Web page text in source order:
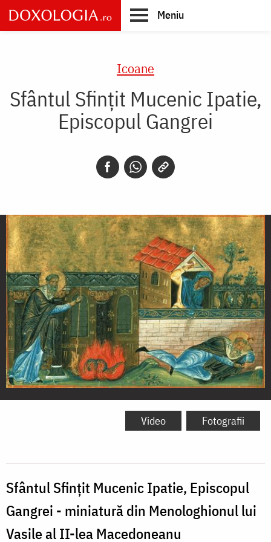
Skip
to
main
Meniu
Icoane
Sfântul Sfințit Mucenic Ipatie,
Episcopul Gangrei
Sfântul
Ipatie,
Episcopul
Gangrei
-
Video Fotografii
Sfântul Sfințit Mucenic Ipatie, Episcopul
Gangrei - miniatură din Menologhionul lui
Vasile al II-lea Macedoneanu